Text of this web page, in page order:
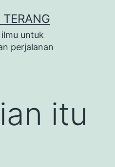
untuk
perjalanan
itu